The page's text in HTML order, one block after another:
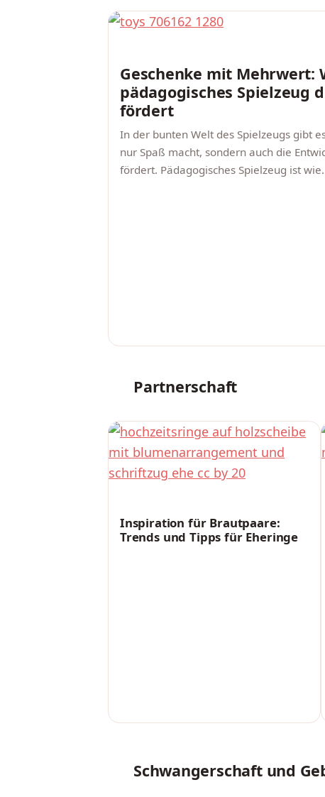
Geschenke mit Mehrwert:
pädagogisches Spielzeug
fördert
In der bunten Welt des Spielzeugs gibt
nur Spaß macht, sondern auch die
fördert. Pädagogisches Spielzeug ist
Partnerschaft
Inspiration für Brautpaare:
Trends und Tipps für Eheringe
Schwangerschaft und